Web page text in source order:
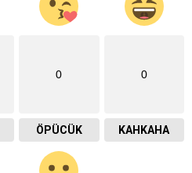
0
ÖPÜCÜK
0
KAHKAHA